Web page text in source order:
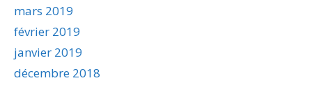
mars 2019
février 2019
janvier 2019
décembre 2018